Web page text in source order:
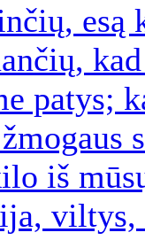
esą
patys;
iš
viltys,